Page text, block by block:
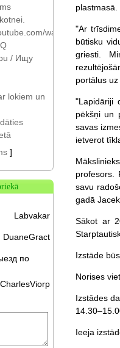
plastmasā.
"Ar
būtisku
griesti.
portālus
"Lapidāriji
pēkšņi un
savas
ietverot
profesors.
savu
gadā
Sākot ar
Izstāde
Norises
Izstādes
Ieeja
watch?
/ Ищу
lokiem un
]
Labvakar
DuaneGract
по
CharlesViorp